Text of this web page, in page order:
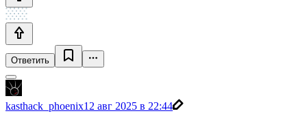
Ответить
kasthack_phoenix12 авг 2025 в 22:44